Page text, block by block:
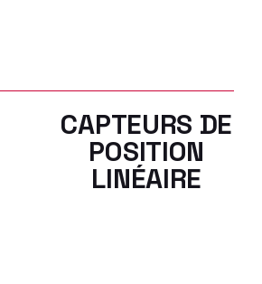
CAPTEURS DE
POSITION
LINÉAIRE